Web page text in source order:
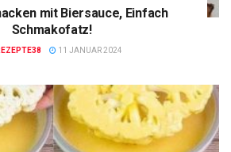
mit Biersauce, Einfach
Schmakofatz!
11 JANUAR 2024